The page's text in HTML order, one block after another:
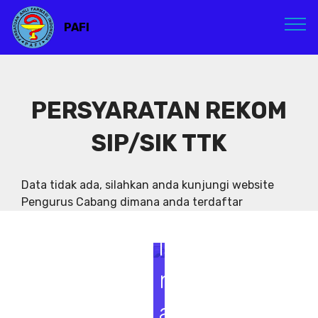
PAFI
PERSYARATAN REKOM
SIP/SIK TTK
Data tidak ada, silahkan anda kunjungi website
Pengurus Cabang dimana anda terdaftar
S
e
m
i
n
a